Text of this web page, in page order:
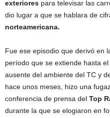
exteriores para televisar las
dio lugar a que se hablara de
norteamericana.
Fue ese episodio que derivó en
período que se extiende hasta
ausente del ambiente del TC y
hace unos meses, hizo una
conferencia de prensa del Top
durante la que se elogiaron en